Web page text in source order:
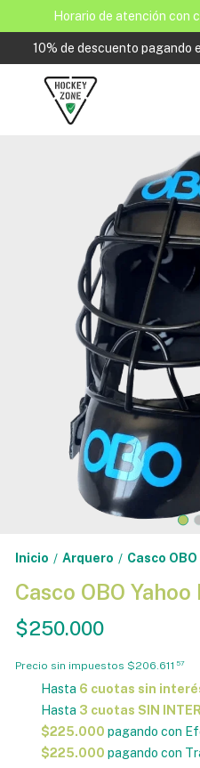
Horario de atención con
10% de descuento
Inicio / Arquero / Casco
Casco OBO
$250.000
Precio sin impuestos $206.611 57
Hasta 6 cuotas sin
Hasta 3 cuotas SIN
$225.000 pagando con
$225.000 pagando con